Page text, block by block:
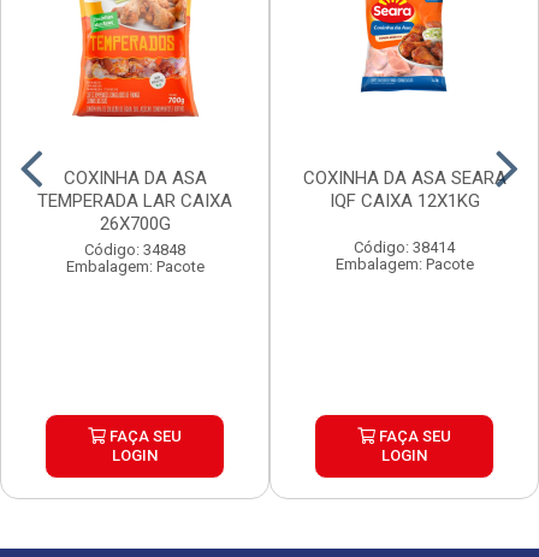
COXINHA DA ASA
TEMPERADA LAR CAIXA
26X700G
Código: 34848
Embalagem: Pacote
FAÇA SEU
LOGIN
COXINHA DA ASA SEARA
IQF CAIXA 12X1KG
Código: 38414
Embalagem: Pacote
FAÇA SEU
LOGIN